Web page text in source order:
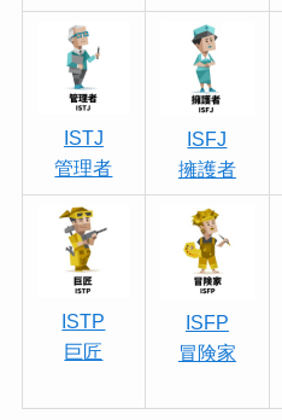
ISTJ
管理者
ISFJ
擁護者
ISTP
巨匠
ISFP
冒険家